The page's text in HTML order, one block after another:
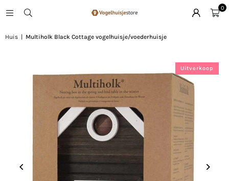
0
Huis Multiholk Black Cottage vogelhuisje/voederhuisje
Uitverkoop